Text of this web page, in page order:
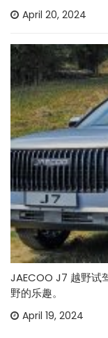
April 20, 2024
JAECOO J7 越野试
野的乐趣。
April 19, 2024